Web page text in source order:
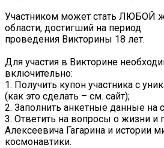
Участником может стать ЛЮБОЙ
области, достигший на период
проведения Викторины 18 лет.
Для участия в Викторине
включительно:
1. Получить купон участника с
(как это сделать – см. сайт);
2. Заполнить анкетные данные на
3. Ответить на вопросы о жизни и
Алексеевича Гагарина и истории
космонавтики.